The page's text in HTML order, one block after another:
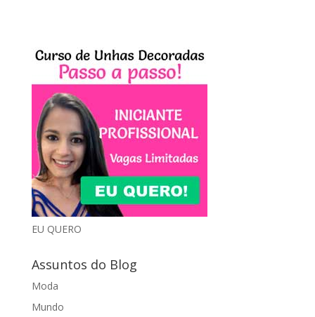
EU QUERO
Assuntos do Blog
Moda
Mundo